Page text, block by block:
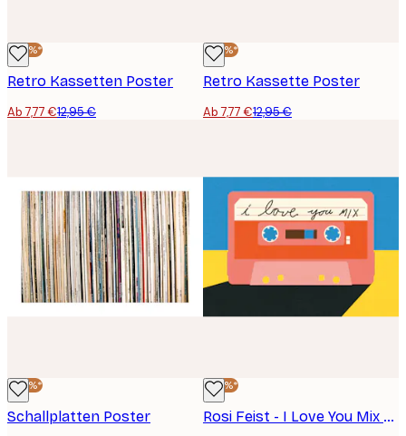
-40%*
Retro Kassetten Poster
Ab 7,77 €12,95 €
-40%*
Retro Kassette Poster
Ab 7,77 €12,95 €
-40%*
Schallplatten Poster
-40%*
Rosi Feist - I Love You Mix Tape Poster